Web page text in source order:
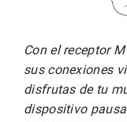
Con el receptor
sus conexiones
disfrutas de tu
dispositivo